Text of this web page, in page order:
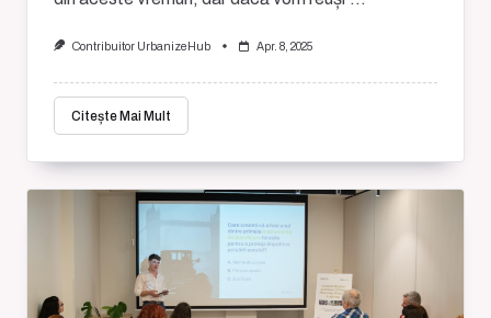
Contribuitor UrbanizeHub Apr. 8, 2025
Citește Mai Mult